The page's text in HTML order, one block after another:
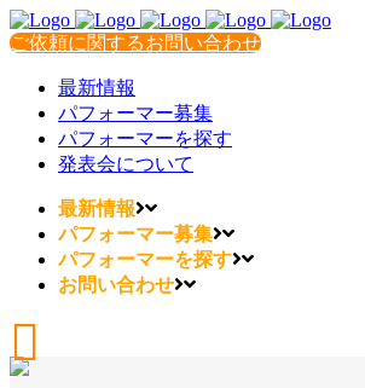
ご依頼に関するお問い合わせ
最新情報
パフォーマー募集
パフォーマーを探す
発表会について
最新情報
パフォーマー募集
パフォーマーを探す
お問い合わせ